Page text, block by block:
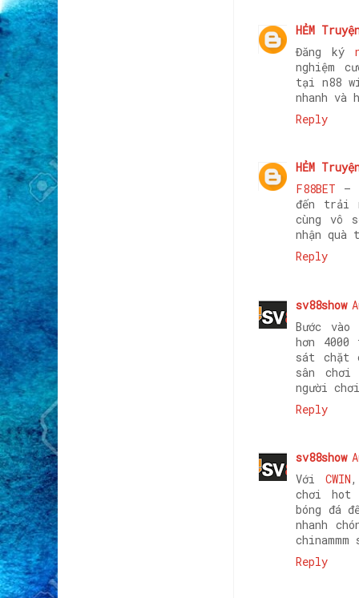
HẺM
Đăng ký
nghiệm
tại n88
nhanh và
Reply
HẺM
F88BET –
đến trải
cùng vô
nhận quà
Reply
sv88show
Bước
hơn
sát chặt
sân
người
Reply
sv88show
Với CWIN
chơi hot
bóng đá
nhanh
Reply